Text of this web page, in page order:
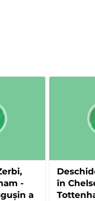
-
a
în